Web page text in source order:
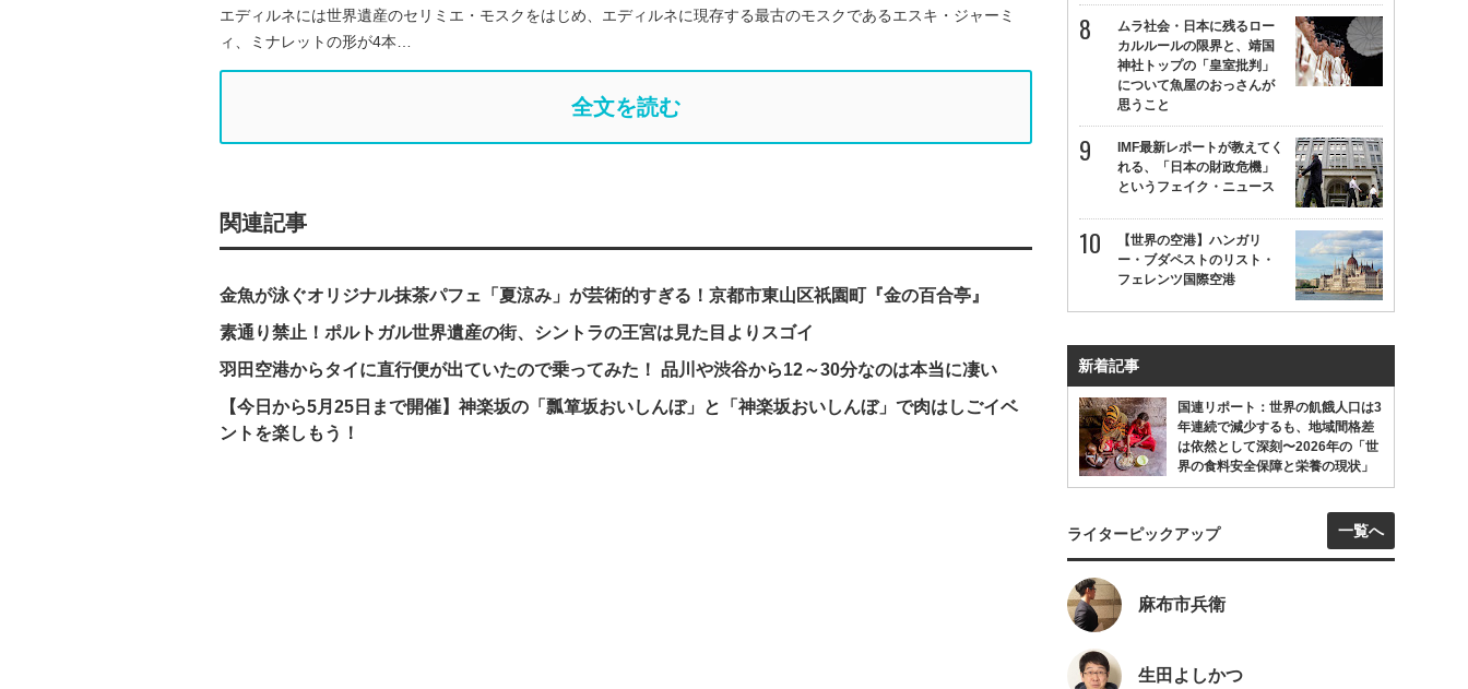
エディルネには世界遺産のセリミエ・モスクをはじめ、エディルネに現存する最古のモスクであるエスキ・ジャーミ
ィ、ミナレットの形が4本…
全文を読む
関連記事
金魚が泳ぐオリジナル抹茶パフェ「夏涼み」が芸術的すぎる！京都市東山区祇園町『金の百合亭』
素通り禁止！ポルトガル世界遺産の街、シントラの王宮は見た目よりスゴイ
羽田空港からタイに直行便が出ていたので乗ってみた！ 品川や渋谷から12～30分なのは本当に凄い
【今日から5月25日まで開催】神楽坂の「瓢箪坂おいしんぼ」と「神楽坂おいしんぼ」で肉はしごイベ
ントを楽しもう！
ムラ社会・日本に残るロー
カルルールの限界と、靖国
神社トップの「皇室批判」
について魚屋のおっさんが
思うこと
IMF最新レポートが教えてく
れる、「日本の財政危機」
というフェイク・ニュース
【世界の空港】ハンガリ
ー・ブダペストのリスト・
フェレンツ国際空港
新着記事
国連リポート：世界の飢餓人口は3
年連続で減少するも、地域間格差
は依然として深刻〜2026年の「世
界の食料安全保障と栄養の現状」
ライターピックアップ 一覧へ
麻布市兵衛
生田よしかつ